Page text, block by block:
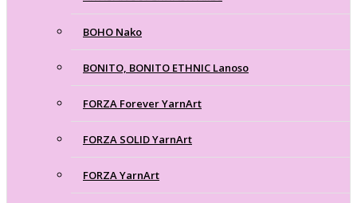
BOHO Nako
BONITO, BONITO ETHNIC Lanoso
FORZA Forever YarnArt
FORZA SOLID YarnArt
FORZA YarnArt